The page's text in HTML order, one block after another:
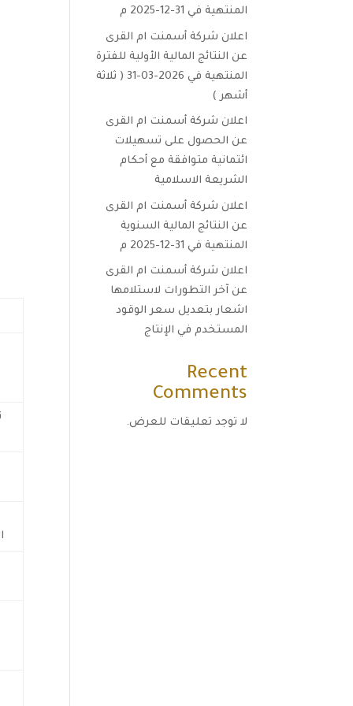
المنتهية في 31-12-2025 م
اعلان شركة أسمنت ام القرى
عن النتائج المالية الأولية للفترة
المنتهية في 2026-03-31 ( ثلاثة
أشهر )
اعلان شركة أسمنت ام القرى
عن الحصول على تسهيلات
ائتمانية متوافقة مع أحكام
الشريعة الاسلامية
اعلان شركة أسمنت ام القرى
عن النتائج المالية السنوية
المنتهية في 31-12-2025 م
اعلان شركة أسمنت ام القرى
عن آخر التطورات لاستلامها
اشعار بتعديل سعر الوقود
المستخدم في الإنتاج
Recent
Comments
لا توجد تعليقات للعرض.